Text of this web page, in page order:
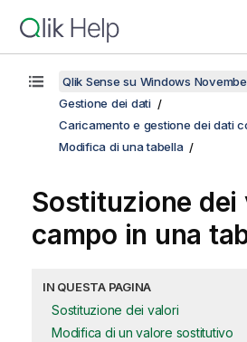
Qlik Sense su Windows
Gestione dei dati
Caricamento e gestione dei dati
Modifica di una tabella
Sostituzione dei
campo in una
IN QUESTA PAGINA
Sostituzione dei valori
Modifica di un valore sostitutivo